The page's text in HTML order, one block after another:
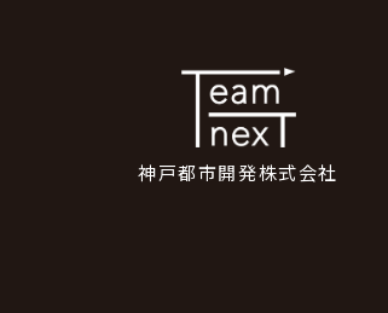
神戸都市開発株式会社